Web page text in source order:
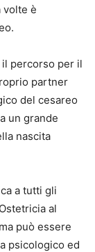
volte è
percorso per il
partner
del cesareo
un grande
nascita
a tutti gli
al
può essere
psicologico ed